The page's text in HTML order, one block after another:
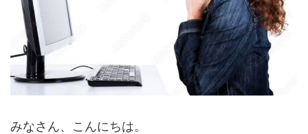
みなさん、こんにちは。